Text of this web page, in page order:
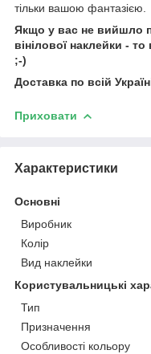
тільки вашою фантазією.
Якщо у вас не вийшло
вінілової наклейки -
;-)
Доставка по всій
Приховати
Характеристики
Основні
Виробник
Колір
Вид наклейки
Користувальницькі
Тип
Призначення
Особливості кольору